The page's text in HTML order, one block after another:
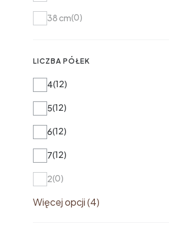
38 cm 0
LICZBA PÓŁEK
Liczba półek
4 12
5 12
6 12
7 12
2 0
Więcej opcji (4)